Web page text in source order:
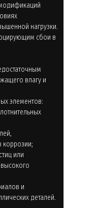
нагрузки.
сбои в
влагу и
элементов:
коррозии;
или
и
деталей.